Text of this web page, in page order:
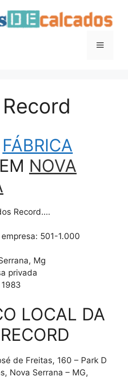
Menu
FÁBRICA
NOVA
Record….
501-1.000
Mg
privada
LOCAL DA
de Freitas, 160 – Park D
Nova Serrana – MG,